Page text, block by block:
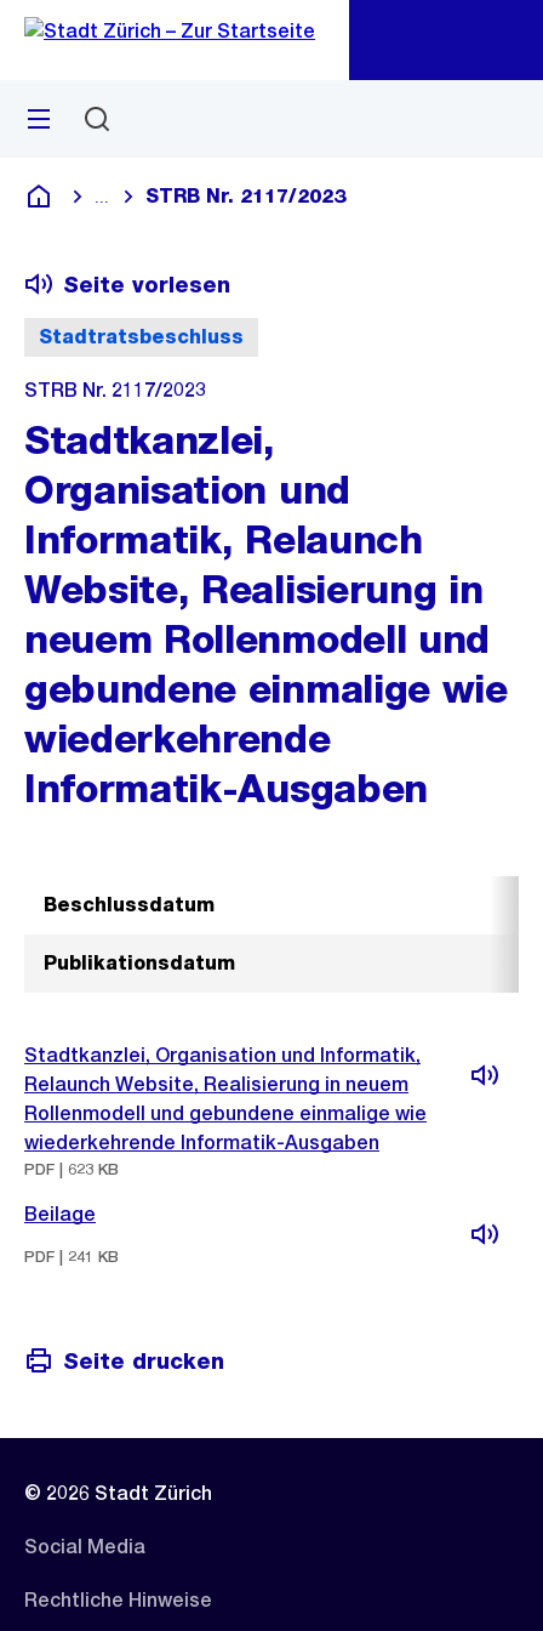
Navigation
Sprunglink
Menü
Deutsch
Blende alle Breadcrumbs ein
STRB Nr. 2117/2023
Stadtratsbeschluss
Seite vorlesen
STRB Nr. 2117/2023
Stadtkanzlei,
Organisation und
Informatik, Relaunch
Website, Realisierung in
neuem Rollenmodell und
gebundene einmalige wie
wiederkehrende
Informatik-Ausgaben
Beschlussdatum
Publikationsdatum
Stadtkanzlei, Organisation und Informatik,
Relaunch Website, Realisierung in neuem
Rollenmodell und gebundene einmalige wie
wiederkehrende Informatik-Ausgaben
PDF | 623 KB
Beilage
PDF | 241 KB
Seite drucken
© 2026 Stadt Zürich
Social Media
Rechtliche Hinweise